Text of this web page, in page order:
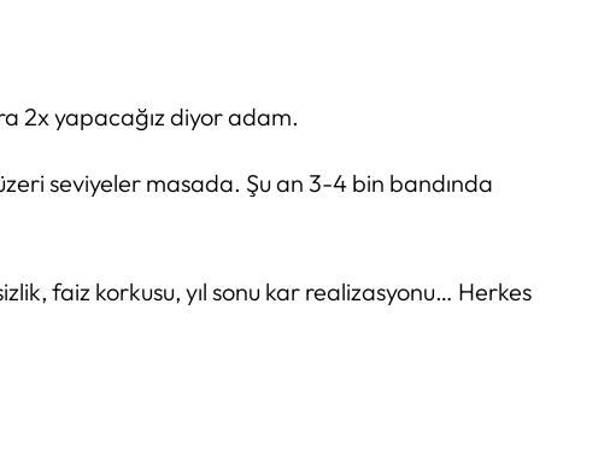
2x yapacağız diyor adam.
seviyeler masada. Şu an 3-4 bin bandında
faiz korkusu, yıl sonu kar realizasyonu… Herkes